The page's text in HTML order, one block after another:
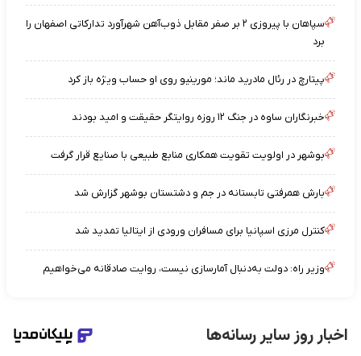
سپاهان با پیروزی ۲ بر صفر مقابل ذوب‌آهن شهرآورد تدارکاتی اصفهان را
برد
پیتارچ در رئال مادرید ماند؛ مورینیو روی او حساب ویژه باز کرد
خبرنگاران ساوه در جنگ ۱۲ روزه روایتگر حقیقت و امید بودند
بوشهر در اولویت تقویت همکاری منابع طبیعی با صنایع قرار گرفت
بارش همرفتی تابستانه در جم و دشتستان بوشهر گزارش شد
کنترل مرزی اسپانیا برای مسافران ورودی از ایتالیا تمدید شد
وزیر راه: دولت به‌دنبال آمارسازی نیست، روایت صادقانه می‌خواهیم